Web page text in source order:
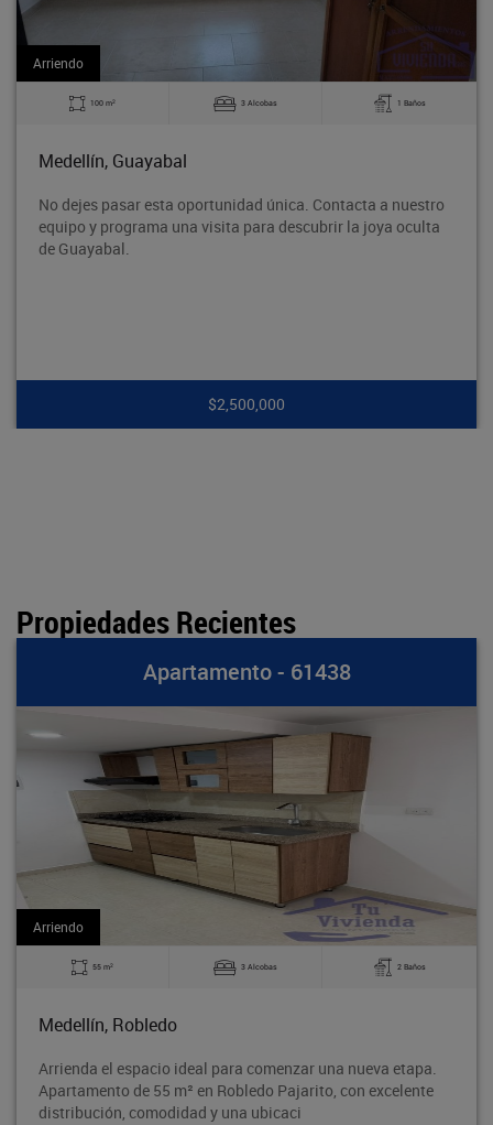
100 m 2 3 Alcobas 1 Baños
Medellín, Guayabal
No dejes pasar esta oportunidad única. Contacta a nuestro
equipo y programa una visita para descubrir la joya oculta
de Guayabal.
$2,500,000
Propiedades Recientes
Apartamento - 61438
Arriendo
55 m2 3 Alcobas 2 Baños
Medellín, Robledo
Arrienda el espacio ideal para comenzar una nueva etapa.
Apartamento de 55 m² en Robledo Pajarito, con excelente
distribución, comodidad y una ubicaci